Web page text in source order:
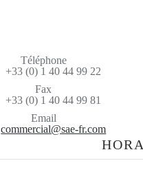
Téléphone
+33 (0) 1 40 44 99 22
Fax
+33 (0) 1 40 44 99 81
Email
commercial@sae-fr.com